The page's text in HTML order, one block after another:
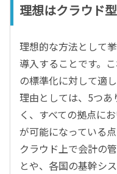
理想はクラウド
理想的な方法として
導入することです。
の標準化に対して適
理由としては、5つあ
く、すべての拠点に
が可能になっている点
クラウド上で会計の
とや、各国の基幹シ